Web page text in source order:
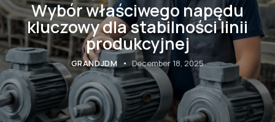
Wybór właściwego napędu
kluczowy dla stabilności linii
produkcyjnej
GRANDJDM December 18, 2025